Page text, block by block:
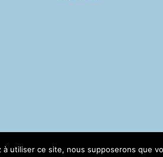
utiliser ce site, nous supposerons que